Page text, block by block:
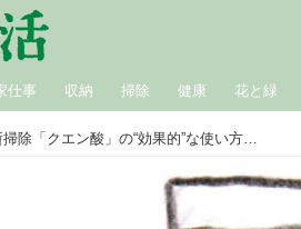
仕事 収納 掃除 健康 花と緑
ナチュラル素材で台所掃除「クエン酸」の“効果的”な使い方。シンクの水垢やカルキ汚れがすっきり／住生活ジャーナリスト・藤原千秋さん